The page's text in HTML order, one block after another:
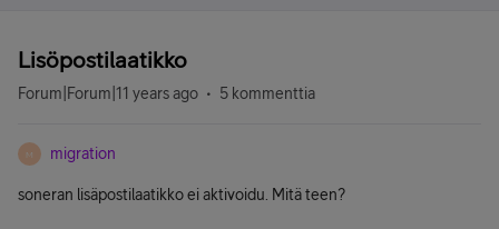
Lisöpostilaatikko
Forum|Forum|11 years ago 5 kommenttia
M migration
soneran lisäpostilaatikko ei aktivoidu. Mitä teen?